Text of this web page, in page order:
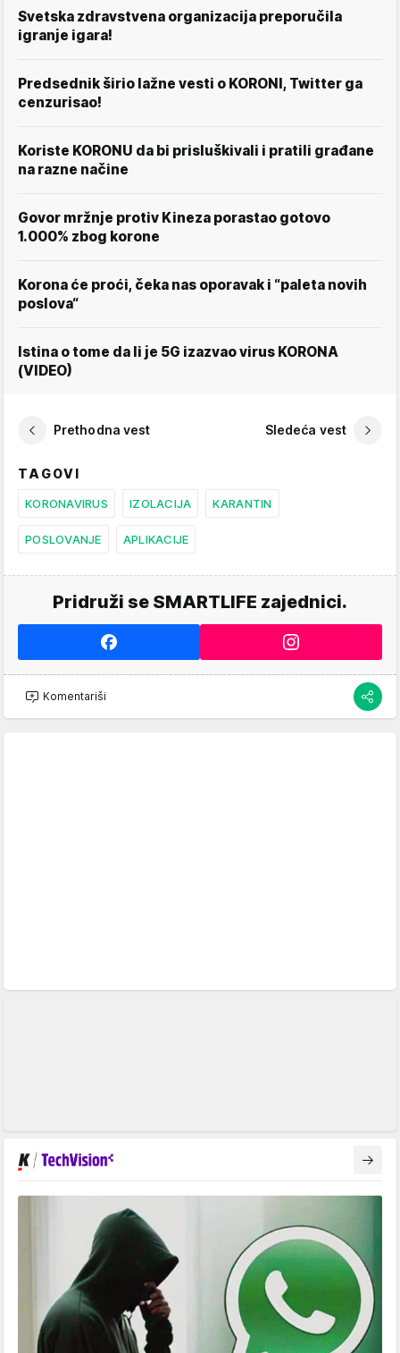
Svetska zdravstvena organizacija preporučila
igranje igara!
Predsednik širio lažne vesti o KORONI, Twitter ga
cenzurisao!
Koriste KORONU da bi prisluškivali i pratili građane
na razne načine
Govor mržnje protiv Kineza porastao gotovo
1.000% zbog korone
Korona će proći, čeka nas oporavak i “paleta novih
poslova“
Istina o tome da li je 5G izazvao virus KORONA
(VIDEO)
Prethodna vest Sledeća vest
TAGOVI
KORONAVIRUS IZOLACIJA KARANTIN
POSLOVANJE APLIKACIJE
Pridruži se SMARTLIFE zajednici.
Komentariši